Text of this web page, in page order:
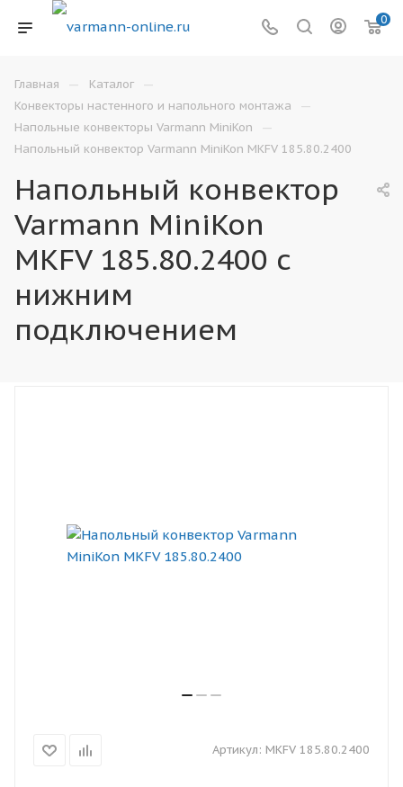
0
Главная — Каталог —
Конвекторы настенного и напольного монтажа —
Напольные конвекторы Varmann MiniKon —
Напольный конвектор Varmann MiniKon MKFV 185.80.2400
Напольный конвектор
Varmann MiniKon
MKFV 185.80.2400 с
нижним
подключением
Артикул: MKFV 185.80.2400